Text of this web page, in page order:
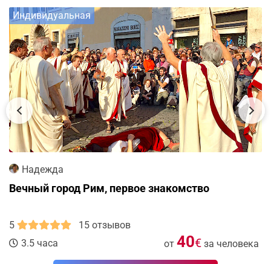
Индивидуальная
Надежда
Вечный город Рим, первое знакомство
5
15 отзывов
3.5 часа
от 40€ за человека